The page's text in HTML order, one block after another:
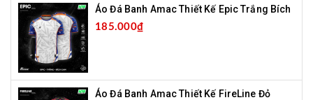
Áo Đá Banh Amac Thiết Kế Epic Trắng Bích
185.000₫
Áo Đá Banh Amac Thiết Kế FireLine Đỏ